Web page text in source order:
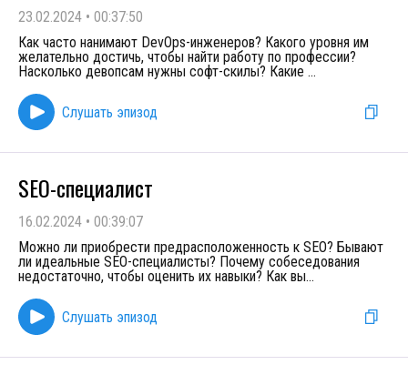
23.02.2024 • 00:37:50
Как часто нанимают DevOps-инженеров? Какого уровня им
желательно достичь, чтобы найти работу по профессии?
Насколько девопсам нужны софт-скилы? Какие ...
Слушать эпизод
SEO-специалист
16.02.2024 • 00:39:07
Можно ли приобрести предрасположенность к SEO? Бывают
ли идеальные SEO-специалисты? Почему собеседования
недостаточно, чтобы оценить их навыки? Как вы...
Слушать эпизод